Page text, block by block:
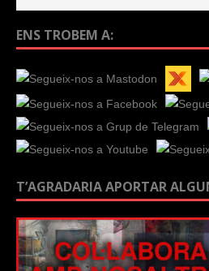
ENS TROBEM A:
T’AGRADARIA APORTAR